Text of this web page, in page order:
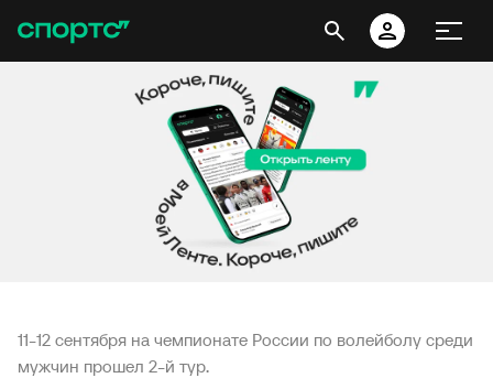
11-12 сентября на чемпионате России по волейболу среди
мужчин прошел 2-й тур.